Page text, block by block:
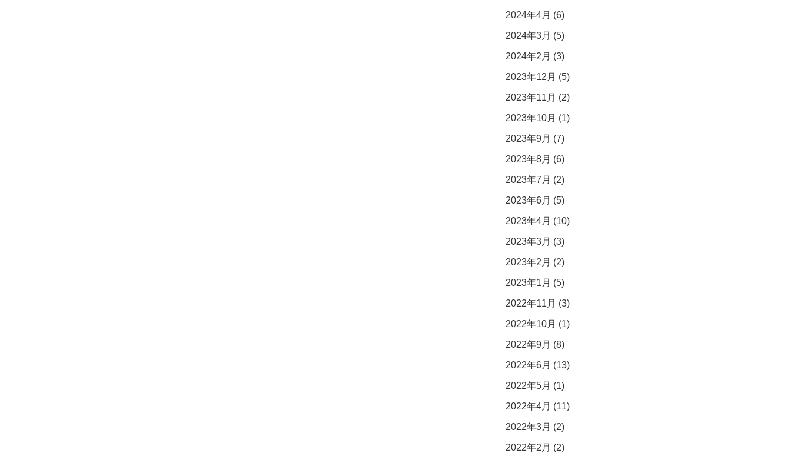
2024年4月 (6)
2024年3月 (5)
2024年2月 (3)
2023年12月 (5)
2023年11月 (2)
2023年10月 (1)
2023年9月 (7)
2023年8月 (6)
2023年7月 (2)
2023年6月 (5)
2023年4月 (10)
2023年3月 (3)
2023年2月 (2)
2023年1月 (5)
2022年11月 (3)
2022年10月 (1)
2022年9月 (8)
2022年6月 (13)
2022年5月 (1)
2022年4月 (11)
2022年3月 (2)
2022年2月 (2)